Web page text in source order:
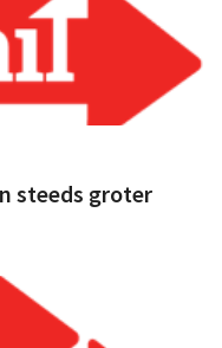
steeds groter